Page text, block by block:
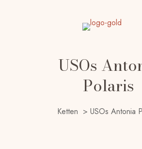
USOs
Polaris
Ketten > USOs Antonia